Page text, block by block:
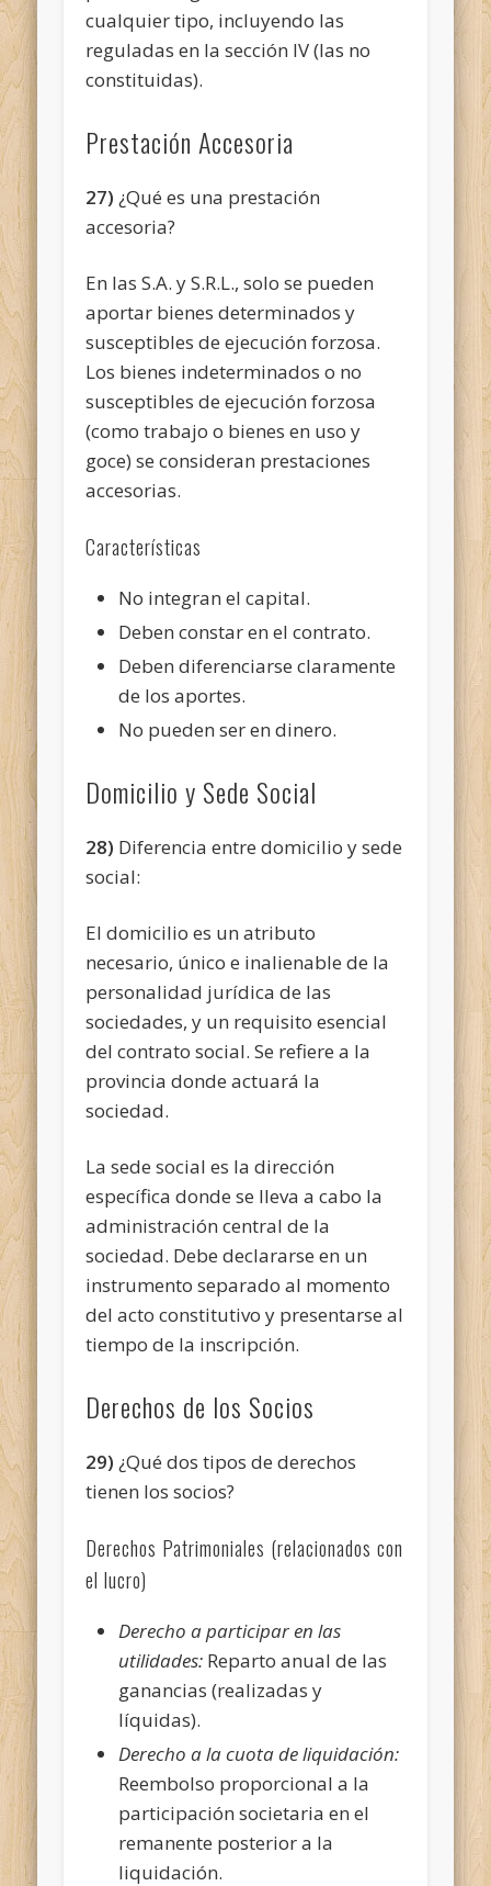
cualquier tipo, incluyendo las
reguladas en la sección IV (las no
constituidas).
Prestación Accesoria
27) ¿Qué es una prestación
accesoria?
En las S.A. y S.R.L., solo se pueden
aportar bienes determinados y
susceptibles de ejecución forzosa.
Los bienes indeterminados o no
susceptibles de ejecución forzosa
(como trabajo o bienes en uso y
goce) se consideran prestaciones
accesorias.
Características
No integran el capital.
Deben constar en el contrato.
Deben diferenciarse claramente
de los aportes.
No pueden ser en dinero.
Domicilio y Sede Social
28) Diferencia entre domicilio y sede
social:
El domicilio es un atributo
necesario, único e inalienable de la
personalidad jurídica de las
sociedades, y un requisito esencial
del contrato social. Se refiere a la
provincia donde actuará la
sociedad.
La sede social es la dirección
específica donde se lleva a cabo la
administración central de la
sociedad. Debe declararse en un
instrumento separado al momento
del acto constitutivo y presentarse al
tiempo de la inscripción.
Derechos de los Socios
29) ¿Qué dos tipos de derechos
tienen los socios?
Derechos Patrimoniales (relacionados con
el lucro)
Derecho a participar en las
utilidades: Reparto anual de las
ganancias (realizadas y
líquidas).
Derecho a la cuota de liquidación:
Reembolso proporcional a la
participación societaria en el
remanente posterior a la
liquidación.